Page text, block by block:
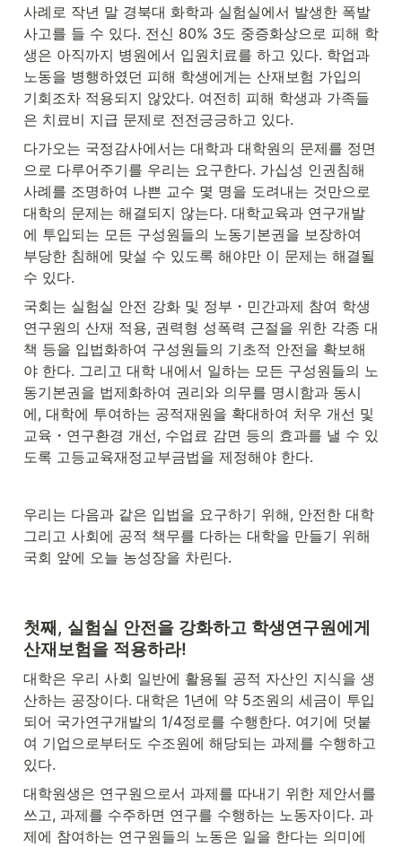
사례로 작년 말 경북대 화학과 실험실에서 발생한 폭발
사고를 들 수 있다. 전신 80% 3도 중증화상으로 피해 학
생은 아직까지 병원에서 입원치료를 하고 있다. 학업과
노동을 병행하였던 피해 학생에게는 산재보험 가입의
기회조차 적용되지 않았다. 여전히 피해 학생과 가족들
은 치료비 지급 문제로 전전긍긍하고 있다.
다가오는 국정감사에서는 대학과 대학원의 문제를 정면
으로 다루어주기를 우리는 요구한다. 가십성 인권침해
사례를 조명하여 나쁜 교수 몇 명을 도려내는 것만으로
대학의 문제는 해결되지 않는다. 대학교육과 연구개발
에 투입되는 모든 구성원들의 노동기본권을 보장하여
부당한 침해에 맞설 수 있도록 해야만 이 문제는 해결될
수 있다.
국회는 실험실 안전 강화 및 정부・민간과제 참여 학생
연구원의 산재 적용, 권력형 성폭력 근절을 위한 각종 대
책 등을 입법화하여 구성원들의 기초적 안전을 확보해
야 한다. 그리고 대학 내에서 일하는 모든 구성원들의 노
동기본권을 법제화하여 권리와 의무를 명시함과 동시
에, 대학에 투여하는 공적재원을 확대하여 처우 개선 및
교육・연구환경 개선, 수업료 감면 등의 효과를 낼 수 있
도록 고등교육재정교부금법을 제정해야 한다.
우리는 다음과 같은 입법을 요구하기 위해, 안전한 대학
그리고 사회에 공적 책무를 다하는 대학을 만들기 위해
국회 앞에 오늘 농성장을 차린다.
첫째, 실험실 안전을 강화하고 학생연구원에게
산재보험을 적용하라!
대학은 우리 사회 일반에 활용될 공적 자산인 지식을 생
산하는 공장이다. 대학은 1년에 약 5조원의 세금이 투입
되어 국가연구개발의 1/4정로를 수행한다. 여기에 덧붙
여 기업으로부터도 수조원에 해당되는 과제를 수행하고
있다.
대학원생은 연구원으로서 과제를 따내기 위한 제안서를
쓰고, 과제를 수주하면 연구를 수행하는 노동자이다. 과
제에 참여하는 연구원들의 노동은 일을 한다는 의미에